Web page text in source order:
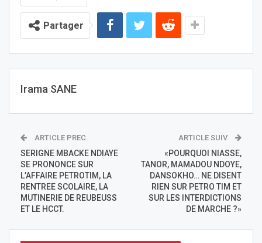
Partager
Irama SANE
ARTICLE PREC
SERIGNE MBACKE NDIAYE
SE PRONONCE SUR
L’AFFAIRE PETROTIM, LA
RENTREE SCOLAIRE, LA
MUTINERIE DE REUBEUSS
ET LE HCCT.
ARTICLE SUIV
«POURQUOI NIASSE,
TANOR, MAMADOU NDOYE,
DANSOKHO… NE DISENT
RIEN SUR PETRO TIM ET
SUR LES INTERDICTIONS
DE MARCHE ?»